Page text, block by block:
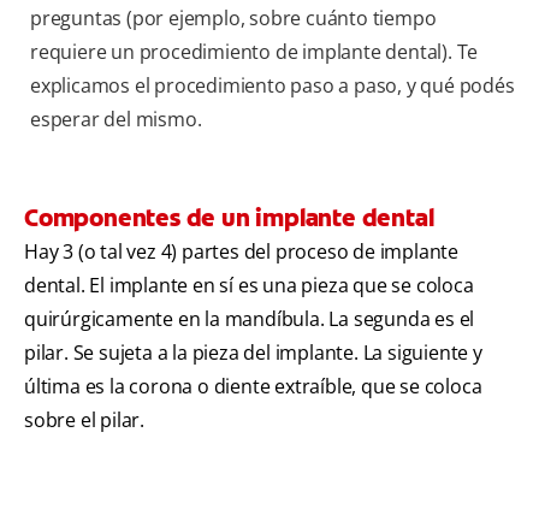
preguntas (por ejemplo, sobre cuánto tiempo
requiere un procedimiento de implante dental). Te
explicamos el procedimiento paso a paso, y qué podés
esperar del mismo.
Componentes de un implante dental
Hay 3 (o tal vez 4) partes del proceso de implante
dental. El implante en sí es una pieza que se coloca
quirúrgicamente en la mandíbula. La segunda es el
pilar. Se sujeta a la pieza del implante. La siguiente y
última es la corona o diente extraíble, que se coloca
sobre el pilar.